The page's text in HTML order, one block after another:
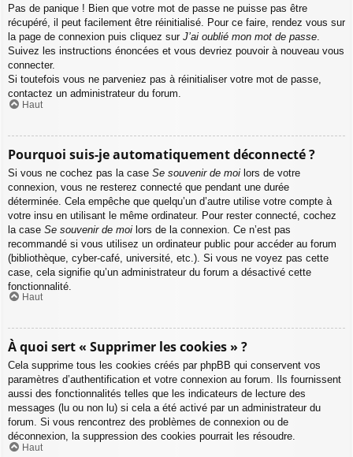
Pas de panique ! Bien que votre mot de passe ne puisse pas être
récupéré, il peut facilement être réinitialisé. Pour ce faire, rendez vous sur
la page de connexion puis cliquez sur J’ai oublié mon mot de passe.
Suivez les instructions énoncées et vous devriez pouvoir à nouveau vous
connecter.
Si toutefois vous ne parveniez pas à réinitialiser votre mot de passe,
contactez un administrateur du forum.
Haut
Pourquoi suis-je automatiquement déconnecté ?
Si vous ne cochez pas la case Se souvenir de moi lors de votre
connexion, vous ne resterez connecté que pendant une durée
déterminée. Cela empêche que quelqu’un d’autre utilise votre compte à
votre insu en utilisant le même ordinateur. Pour rester connecté, cochez
la case Se souvenir de moi lors de la connexion. Ce n’est pas
recommandé si vous utilisez un ordinateur public pour accéder au forum
(bibliothèque, cyber-café, université, etc.). Si vous ne voyez pas cette
case, cela signifie qu’un administrateur du forum a désactivé cette
fonctionnalité.
Haut
À quoi sert « Supprimer les cookies » ?
Cela supprime tous les cookies créés par phpBB qui conservent vos
paramètres d’authentification et votre connexion au forum. Ils fournissent
aussi des fonctionnalités telles que les indicateurs de lecture des
messages (lu ou non lu) si cela a été activé par un administrateur du
forum. Si vous rencontrez des problèmes de connexion ou de
déconnexion, la suppression des cookies pourrait les résoudre.
Haut